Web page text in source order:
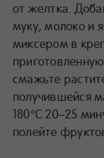
от желтка.
муку, молоко и
миксером в
смажьте
получившейся
180°С 20–25
полейте